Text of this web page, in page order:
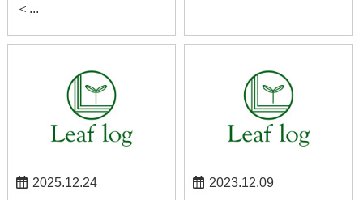
＜...
2025.12.24 2023.12.09